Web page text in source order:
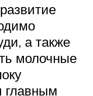
а также
молочные
главным